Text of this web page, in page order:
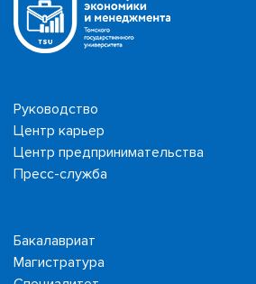
Руководство
Центр карьер
Центр предпринимательства
Пресс-служба
Бакалавриат
Магистратура